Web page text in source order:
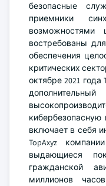
безопасные
приемники
возможностями
востребованы
обеспечения
критических
октябре 2021 года
включает в себя
TopAxyz
выдающиеся
гражданской
миллионов